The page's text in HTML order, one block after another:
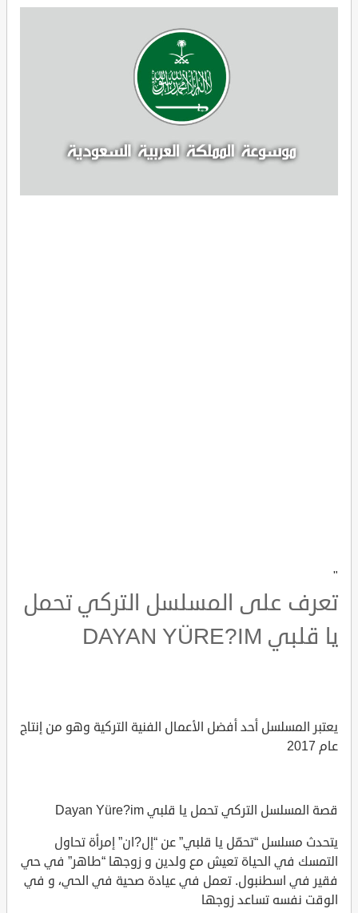
"
تعرف على المسلسل التركي تحمل
يا قلبي DAYAN YÜRE?IM
يعتبر المسلسل أحد أفضل الأعمال الفنية التركية وهو من إنتاج
عام 2017
قصة المسلسل التركي تحمل يا قلبي Dayan Yüre?im
يتحدث مسلسل “تحمّل يا قلبي” عن “إل?ان” إمرأة تحاول
التمسك في الحياة تعيش مع ولدين و زوجها “طاهر” في حي
فقير في اسطنبول. تعمل في عيادة صحية في الحي، و في
الوقت نفسه تساعد زوجها